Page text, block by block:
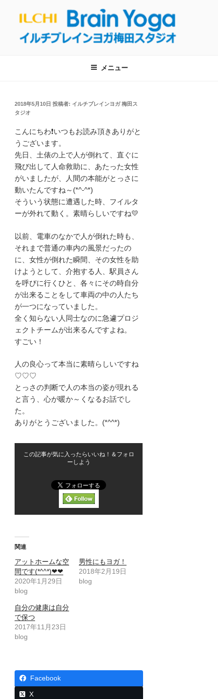
田スタジオは東梅田駅から徒歩５分！
メニュー
投
稿
2018年5月10日 投稿者: イルチブレインヨガ 梅田ス
タジオ
こんにちわ❗いつもお読み頂きありがと
うございます。
先日、土俵の上で人が倒れて、直ぐに
飛び出して人命救助に、あたった女性
がいましたが、人間の本能がとっさに
動いたんですね～(*^-^*)
そういう状態に遭遇した時、フイルタ
ーが外れて動く。素晴らしいですね💛
以前、電車のなかで人が倒れた時も、
それまで普通の車内の風景だったの
に、女性が倒れた瞬間、その女性を助
けようとして、介抱する人、駅員さん
を呼びに行くひと、各々にその時自分
が出来ることをして車両の中の人たち
が一つになっていました。
全く知らない人同士なのに急遽プロジ
ェクトチームが出来るんですよね。
すごい！
人の良心って本当に素晴らしいですね
♡♡♡
とっさの判断で人の本当の姿が現れる
と言う、心が暖か～くなるお話でし
た。
ありがとうございました。(*^^*)
この記事が気に入ったらいいね！＆フォロ
ーしよう
関連
アットホームな空
間です(*^^*)❤❤
2020年1月29日
blog
男性にもヨガ！
2018年2月19日
blog
自分の健康は自分
で保つ
2017年11月23日
blog
Facebook
X